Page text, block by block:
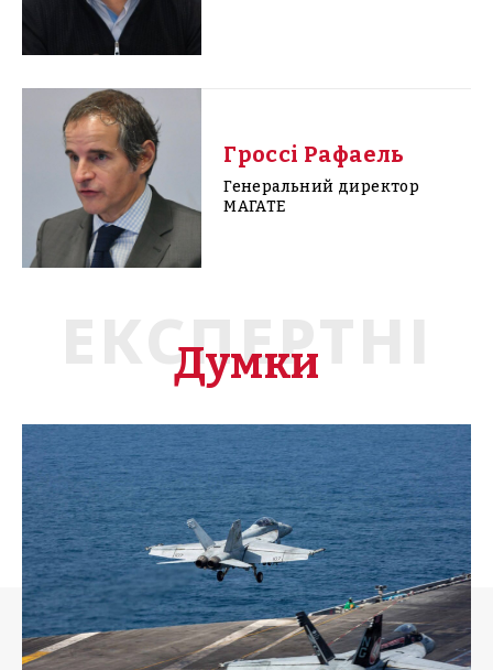
Гроссі Рафаель
Генеральний директор
МАГАТЕ
ЕКСПЕРТНІ
Думки